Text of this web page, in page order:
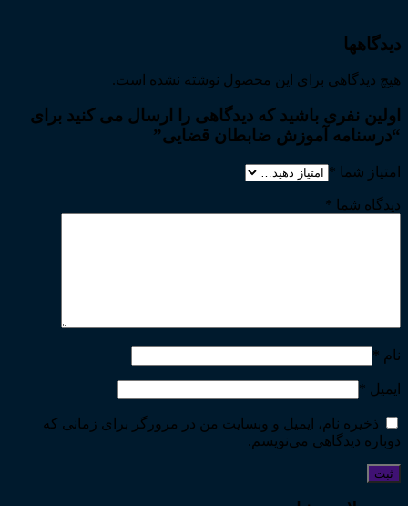
دیدگاهها
هیچ دیدگاهی برای این محصول نوشته نشده است.
اولین نفری باشید که دیدگاهی را ارسال می کنید برای
“درسنامه آموزش ضابطان قضایی”
امتیاز شما *
دیدگاه شما *
نام *
ایمیل *
ذخیره نام، ایمیل و وبسایت من در مرورگر برای زمانی که
دوباره دیدگاهی می‌نویسم.